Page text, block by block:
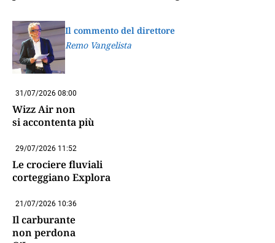
Il commento del direttore
Remo Vangelista
31/07/2026 08:00
Wizz Air non
si accontenta più
29/07/2026 11:52
Le crociere fluviali
corteggiano Explora
21/07/2026 10:36
Il carburante
non perdona